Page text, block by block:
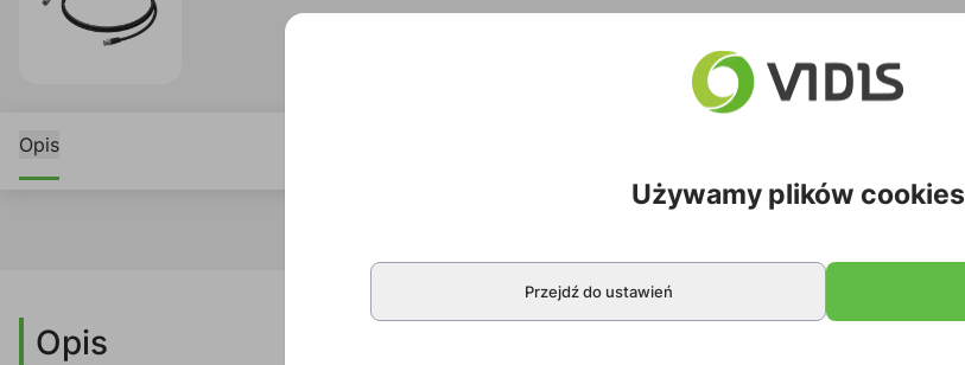
Opis
Opis
Używamy plików cookies
Przejdź do ustawień